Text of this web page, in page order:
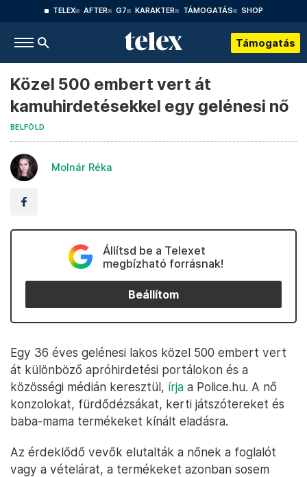
TELEX AFTER G7 KARAKTER TÁMOGATÁS SHOP
Támogatás
Közel 500 embert vert át
kamuhirdetésekkel egy gelénesi nő
BELFÖLD
Molnár Réka
Állítsd be a Telexet
megbízható forrásnak!
Beállítom
Egy 36 éves gelénesi lakos közel 500 embert vert
át különböző apróhirdetési portálokon és a
közösségi médián keresztül, írja a Police.hu. A nő
konzolokat, fürdődézsákat, kerti játszótereket és
baba-mama termékeket kínált eladásra.
Az érdeklődő vevők elutalták a nőnek a foglalót
vagy a vételárat, a termékeket azonban sosem